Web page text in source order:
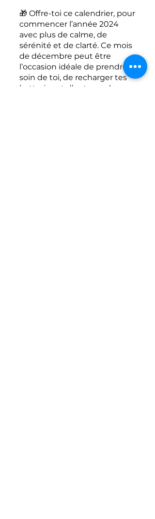
🎁 Offre-toi ce calendrier, pour
commencer l’année 2024
avec plus de calme, de
sérénité et de clarté. Ce mois
de décembre peut être
l’occasion idéale de prendre
soin de toi, de recharger tes
batteries et d’entamer les